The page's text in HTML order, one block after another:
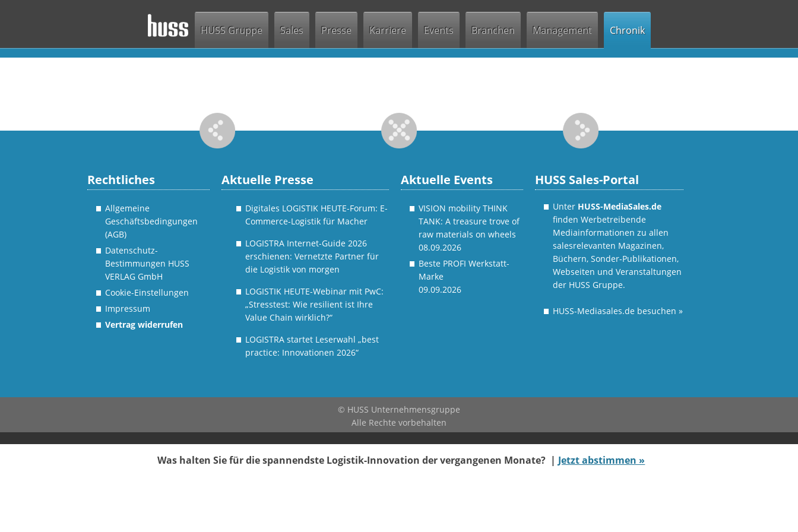
HUSS Gruppe
Sales Presse Karriere Events Branchen Management Chronik
Rechtliches
Allgemeine
Geschäftsbedingungen
(AGB)
Datenschutz-
Bestimmungen HUSS
VERLAG GmbH
Cookie-Einstellungen
Impressum
Vertrag widerrufen
Aktuelle Presse
Digitales LOGISTIK HEUTE-Forum: E-
Commerce-Logistik für Macher
LOGISTRA Internet-Guide 2026
erschienen: Vernetzte Partner für
die Logistik von morgen
LOGISTIK HEUTE-Webinar mit PwC:
„Stresstest: Wie resilient ist Ihre
Value Chain wirklich?“
LOGISTRA startet Leserwahl „best
practice: Innovationen 2026“
Aktuelle Events
VISION mobility THINK
TANK: A treasure trove of
raw materials on wheels
08.09.2026
Beste PROFI Werkstatt-
Marke
09.09.2026
HUSS Sales-Portal
Unter HUSS-MediaSales.de
finden Werbetreibende
Mediainformationen zu allen
salesrelevanten Magazinen,
Büchern, Sonder-Publikationen,
Webseiten und Veranstaltungen
der HUSS Gruppe.
HUSS-Mediasales.de besuchen»
© HUSS Unternehmensgruppe
Alle Rechte vorbehalten
Was halten Sie für die spannendste Logistik-Innovation der vergangenen Monate? | Jetzt abstimmen »